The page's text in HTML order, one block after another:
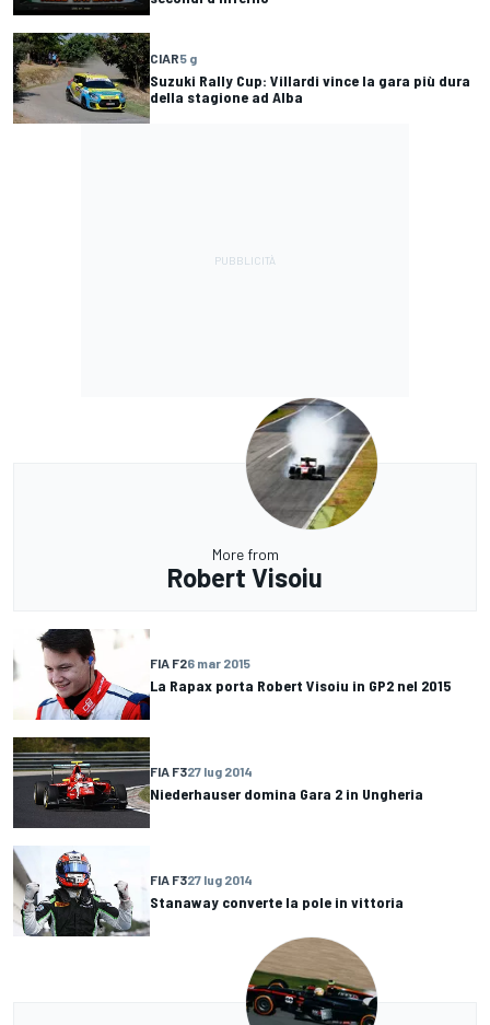
CIAR5 g
Suzuki Rally Cup: Villardi vince la gara più dura
della stagione ad Alba
More from
Robert Visoiu
FIA F26 mar 2015
La Rapax porta Robert Visoiu in GP2 nel 2015
FIA F327 lug 2014
Niederhauser domina Gara 2 in Ungheria
FIA F327 lug 2014
Stanaway converte la pole in vittoria